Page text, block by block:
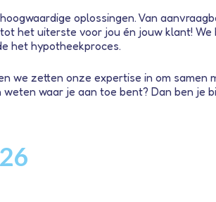
oplossingen. Van
het uiterste voor jou én jouw klant! We
het hypotheekproces.
we zetten onze expertise in om samen
waar je aan toe bent? Dan ben je